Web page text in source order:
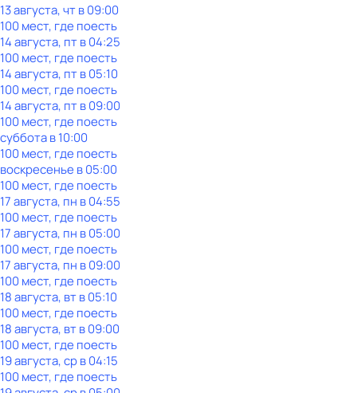
13 августа, чт в 09:00
100 мест, где поесть
14 августа, пт в 04:25
100 мест, где поесть
14 августа, пт в 05:10
100 мест, где поесть
14 августа, пт в 09:00
100 мест, где поесть
субботав10:00
100 мест, где поесть
воскресенье в05:00
100 мест, где поесть
17 августа, пн в 04:55
100 мест, где поесть
17 августа, пн в 05:00
100 мест, где поесть
17 августа, пн в 09:00
100 мест, где поесть
18 августа, вт в 05:10
100 мест, где поесть
18 августа, вт в 09:00
100 мест, где поесть
19 августа, ср в 04:15
100 мест, где поесть